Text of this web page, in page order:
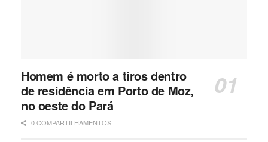
Homem é morto a tiros dentro
de residência em Porto de Moz,
no oeste do Pará
0 COMPARTILHAMENTOS